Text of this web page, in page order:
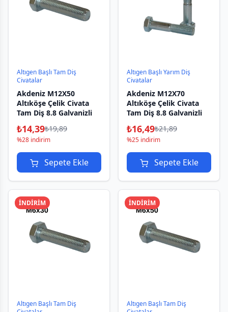
Altıgen Başlı Tam Diş
Civatalar
Akdeniz M12X50
Altıköşe Çelik Civata
Tam Diş 8.8 Galvanizli
₺14,39₺19,89
%28 indirim
Sepete Ekle
Altıgen Başlı Yarım Diş
Civatalar
Akdeniz M12X70
Altıköşe Çelik Civata
Tam Diş 8.8 Galvanizli
₺16,49₺21,89
%25 indirim
Sepete Ekle
İNDİRİM
Altıgen Başlı Tam Diş
İNDİRİM
Altıgen Başlı Tam Diş